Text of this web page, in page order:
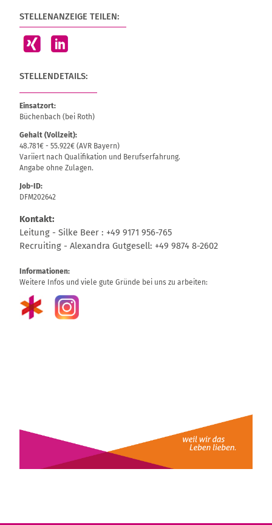
STELLENANZEIGE TEILEN:
STELLENDETAILS:
Einsatzort:
Büchenbach (bei Roth)
Gehalt (Vollzeit):
48.781€ - 55.922€ (AVR Bayern)
Variiert nach Qualifikation und Berufserfahrung.
Angabe ohne Zulagen.
Job-ID:
DFM202642
Kontakt:
Leitung - Silke Beer : +49 9171 956-765
Recruiting - Alexandra Gutgesell: +49 9874 8-2602
Informationen:
Weitere Infos und viele gute Gründe bei uns zu arbeiten: